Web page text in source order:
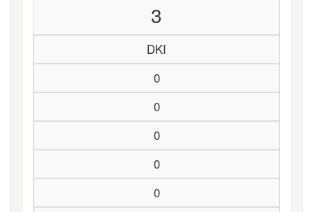
3
DKI
0
0
0
0
0